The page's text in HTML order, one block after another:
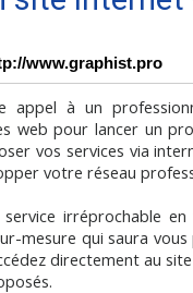
www.graphist.pro
appel à un
web pour lancer un
vos services via
votre réseau
irréprochable
mesure qui saura
directement au